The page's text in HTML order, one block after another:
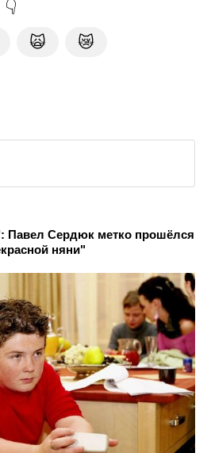
🙀 😿
Павел Сердюк метко прошёлся
няни"